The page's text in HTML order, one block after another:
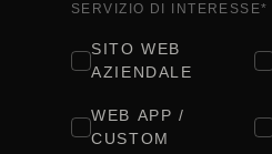
SERVIZIO DI INTERESSE*
SITO WEB
AZIENDALE
WEB APP /
CUSTOM